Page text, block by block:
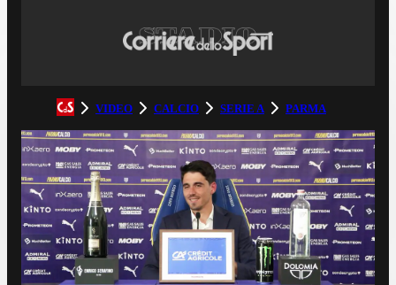
VIDEO CALCIO SERIE A PARMA